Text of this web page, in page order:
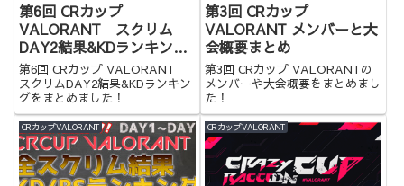
第6回 CRカップ
VALORANT スクリム
DAY2結果&KDランキング
まとめ
第6回 CRカップ VALORANT
スクリムDAY2結果&KDランキン
グをまとめました！
第3回 CRカップ
VALORANT メンバーと大
会概要まとめ
第3回 CRカップ VALORANTの
メンバーや大会概要をまとめまし
た！
CRカップVALORANT CRカップVALORANT